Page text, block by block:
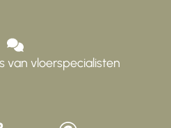
van vloerspecialisten